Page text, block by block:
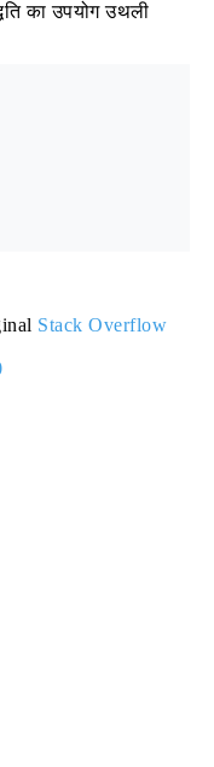
का उपयोग उथली
Stack Overflow